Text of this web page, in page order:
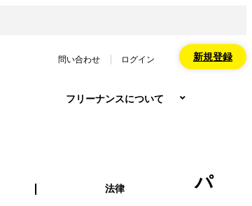
新規登録
問い合わせ ログイン
フリーナンスについて
法律 パ